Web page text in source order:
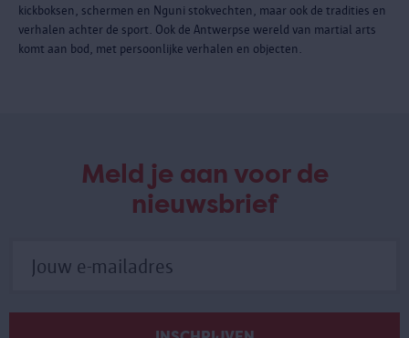
kickboksen, schermen en Nguni stokvechten, maar ook de tradities en
verhalen achter de sport. Ook de Antwerpse wereld van martial arts
komt aan bod, met persoonlijke verhalen en objecten.
Meld je aan voor de
nieuwsbrief